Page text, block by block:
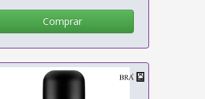
Comprar